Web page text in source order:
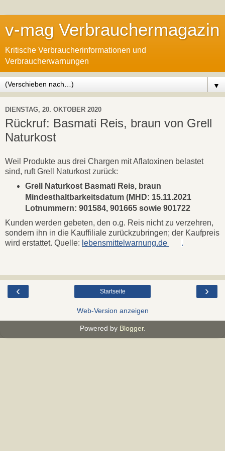
v-mag Verbrauchermagazin
Kritische Verbraucherinformationen und
Verbraucherwarnungen
▼
DIENSTAG, 20. OKTOBER 2020
Rückruf: Basmati Reis, braun von Grell
Naturkost
Weil Produkte aus drei Chargen mit Aflatoxinen belastet
sind, ruft Grell Naturkost zurück:
Grell Naturkost Basmati Reis, braun
Mindesthaltbarkeitsdatum (MHD: 15.11.2021
Lotnummern: 901584, 901665 sowie 901722
Kunden werden gebeten, den o.g. Reis nicht zu verzehren,
sondern ihn in die Kauffiliale zurückzubringen; der Kaufpreis
wird erstattet. Quelle: lebensmittelwarnung.de .
‹ ›
Startseite
Web-Version anzeigen
Powered by Blogger.